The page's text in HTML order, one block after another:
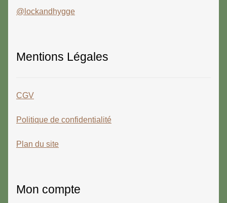
@lockandhygge
Mentions Légales
CGV
Politique de confidentialité
Plan du site
Mon compte